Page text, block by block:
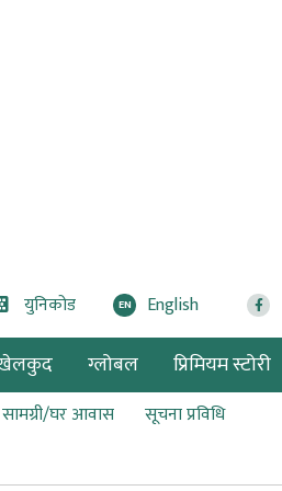
युनिकोड EN English
ग्लोबल प्रिमियम स्टोरी
सामग्री/घर आवास सूचना प्रविधि